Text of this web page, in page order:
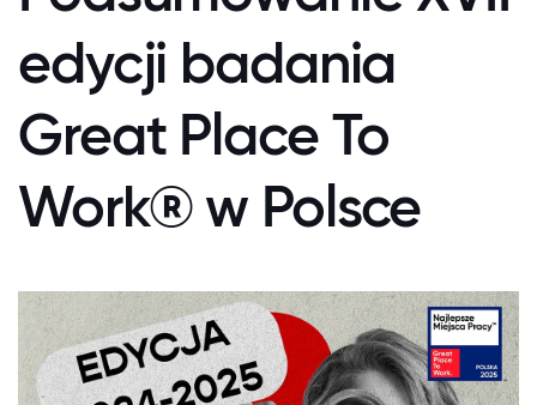
edycji badania
Great Place To
Work® w Polsce